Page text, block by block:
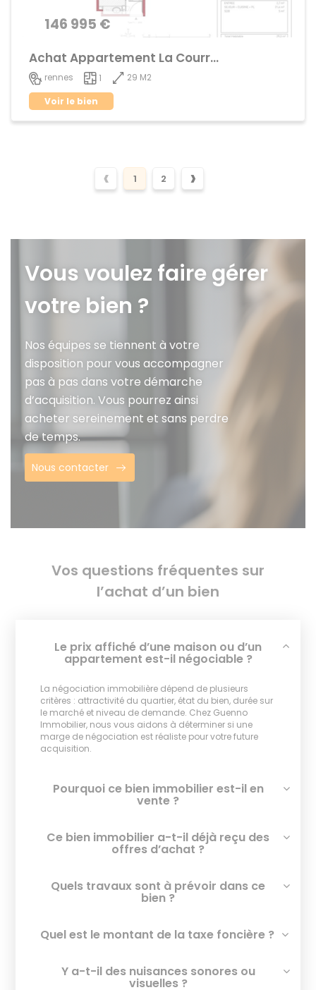
146 995 €
Achat Appartement La Courrouze
rennes 1
29 M2
Voir le bien
‹ 1 2 ›
Vous voulez faire gérer
votre bien ?
Nos équipes se tiennent à votre
disposition pour vous accompagner
pas à pas dans votre démarche
d’acquisition. Vous pourrez ainsi
acheter sereinement et sans perdre
de temps.
Nous contacter
Vos questions fréquentes sur
l’achat d’un bien
Le prix affiché d’une maison ou d’un
appartement est-il négociable ?
La négociation immobilière dépend de plusieurs
critères : attractivité du quartier, état du bien, durée sur
le marché et niveau de demande. Chez Guenno
Immobilier, nous vous aidons à déterminer si une
marge de négociation est réaliste pour votre future
acquisition.
Pourquoi ce bien immobilier est-il en
vente ?
Ce bien immobilier a-t-il déjà reçu des
offres d’achat ?
Quels travaux sont à prévoir dans ce
bien ?
Quel est le montant de la taxe foncière ?
Y a-t-il des nuisances sonores ou
visuelles ?